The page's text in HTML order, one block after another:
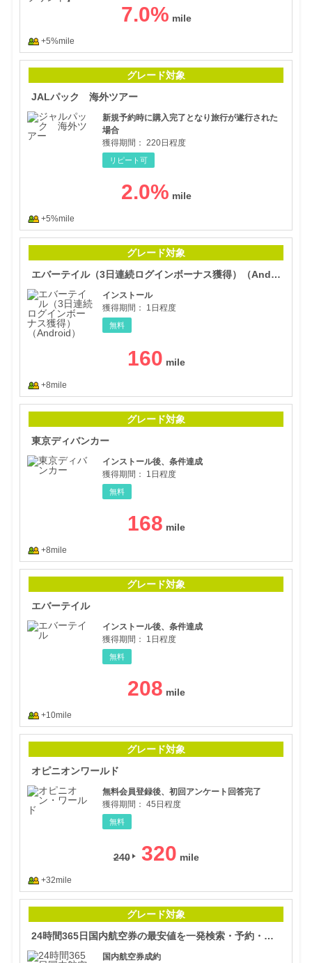
7.0%
+5%mile
グレード対象
JALパック 海外ツアー
新規予約時に購入完了となり旅行が遂行された
場合
獲得期間： 220日程度
リピート可
2.0%
+5%mile
グレード対象
エバーテイル（3日連続ログインボーナス獲得）（Android）
インストール
獲得期間：
1日程度
無料
160
+8mile
グレード対象
東京ディバンカー
インストール後、条件達成
獲得期間：
1日程度
無料
168
+8mile
グレード対象
エバーテイル
インストール後、条件達成
獲得期間：
1日程度
無料
208
+10mile
グレード対象
オピニオンワールド
無料会員登録後、初回アンケート回答完了
獲得期間： 45日程度
無料
240 320
+32mile
グレード対象
24時間365日国内航空券の最安値を一発検索・予約・購入が可能【リアルチケット】
国内航空券成約